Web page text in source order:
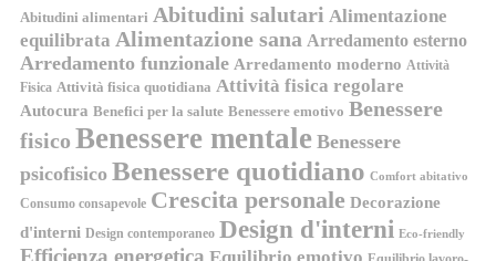
Abitudini alimentari Abitudini salutari Alimentazione
equilibrata Alimentazione sana Arredamento esterno
Arredamento funzionale Arredamento moderno Attività
Fisica Attività fisica quotidiana Attività fisica regolare
Autocura Benefici per la salute Benessere emotivo Benessere
fisico Benessere mentale Benessere
psicofisico Benessere quotidiano Comfort abitativo
Consumo consapevole Crescita personale Decorazione
d'interni Design contemporaneo Design d'interni Eco-friendly
Efficienza energetica